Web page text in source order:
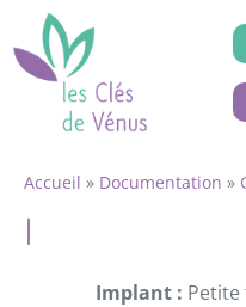
Accueil » Documentation »
I
Implant : Petite